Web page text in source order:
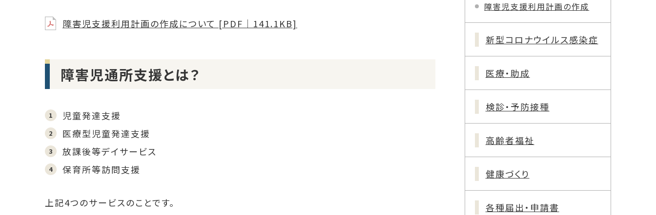
障害児⽀援利⽤計画の作成について [PDF｜141.1KB]
障害児通所支援とは？
児童発達支援
医療型児童発達支援
放課後等デイサービス
保育所等訪問支援
上記4つのサービスのことです。
障害児支援利用計画の作成
新型コロナウイルス感染症
医療・助成
検診・予防接種
高齢者福祉
健康づくり
各種届出・申請書